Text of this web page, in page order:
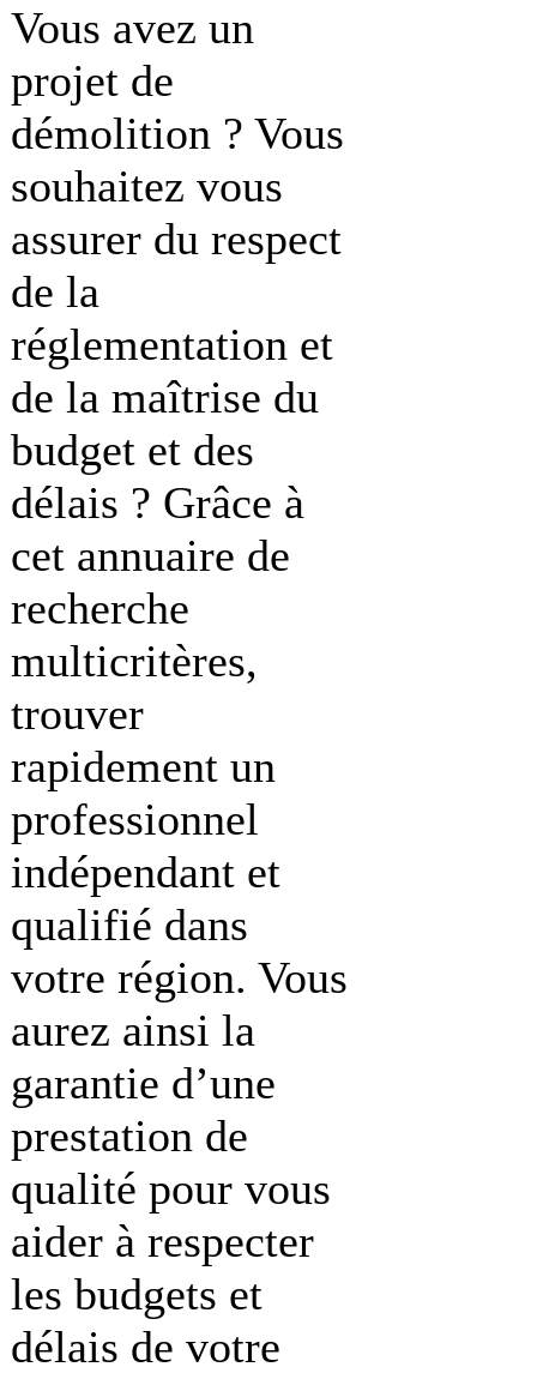
Vous avez un
projet de
démolition ? Vous
souhaitez vous
assurer du respect
de la
réglementation et
de la maîtrise du
budget et des
délais ? Grâce à
cet annuaire de
recherche
multicritères,
trouver
rapidement un
professionnel
indépendant et
qualifié dans
votre région. Vous
aurez ainsi la
garantie d’une
prestation de
qualité pour vous
aider à respecter
les budgets et
délais de votre